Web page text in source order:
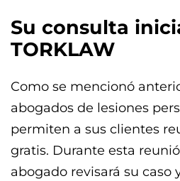
Su consulta
TORKLAW
Como se mencionó
abogados de lesiones
permiten a sus clientes
gratis. Durante esta
abogado revisará su caso